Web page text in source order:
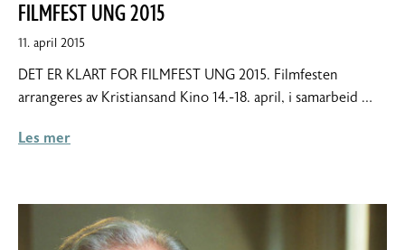
FILMFEST UNG 2015
11. april 201521.
2015
DET ER KLART FOR FILMFEST UNG 2015. Filmfesten
arrangeres av Kristiansand Kino 14.-18. april, i samarbeid …
Les mer